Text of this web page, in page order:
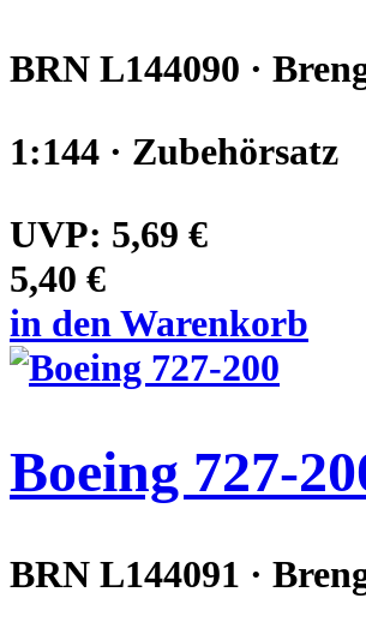
BRN L144090 ·
1:144 · Zubehörsatz
UVP: 5,69 €
5,40 €
in den Warenkorb
Boeing 727-
BRN L144091 ·